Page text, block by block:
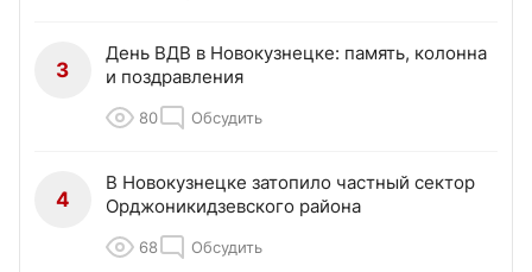
3
День ВДВ в Новокузнецке: память, колонна
и поздравления
80 Обсудить
4
В Новокузнецке затопило частный сектор
Орджоникидзевского района
68 Обсудить